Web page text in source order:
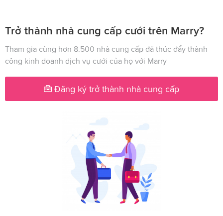
Trở thành nhà cung cấp cưới trên Marry?
Tham gia cùng hơn 8.500 nhà cung cấp đã thúc đẩy thành
công kinh doanh dịch vụ cưới của họ với Marry
Đăng ký trở thành nhà cung cấp